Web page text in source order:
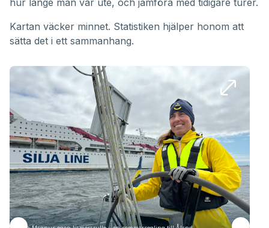
hur länge man var ute, och jämföra med tidigare turer.
Kartan väcker minnet. Statistiken hjälper honom att
sätta det i ett sammanhang.